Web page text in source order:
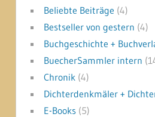
Beliebte Beiträge (4)
Bestseller von gestern (4)
Buchgeschichte +
BuecherSammler intern
Chronik(4)
Dichterdenkmäler +
E-Books(5)